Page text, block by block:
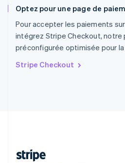
Optez pour une page de
Pour accepter les paiements
intégrez Stripe Checkout, notre
préconfigurée optimisée pour
Stripe Checkout
English
Royaume-Uni
English
Singapour
English简体中文
English